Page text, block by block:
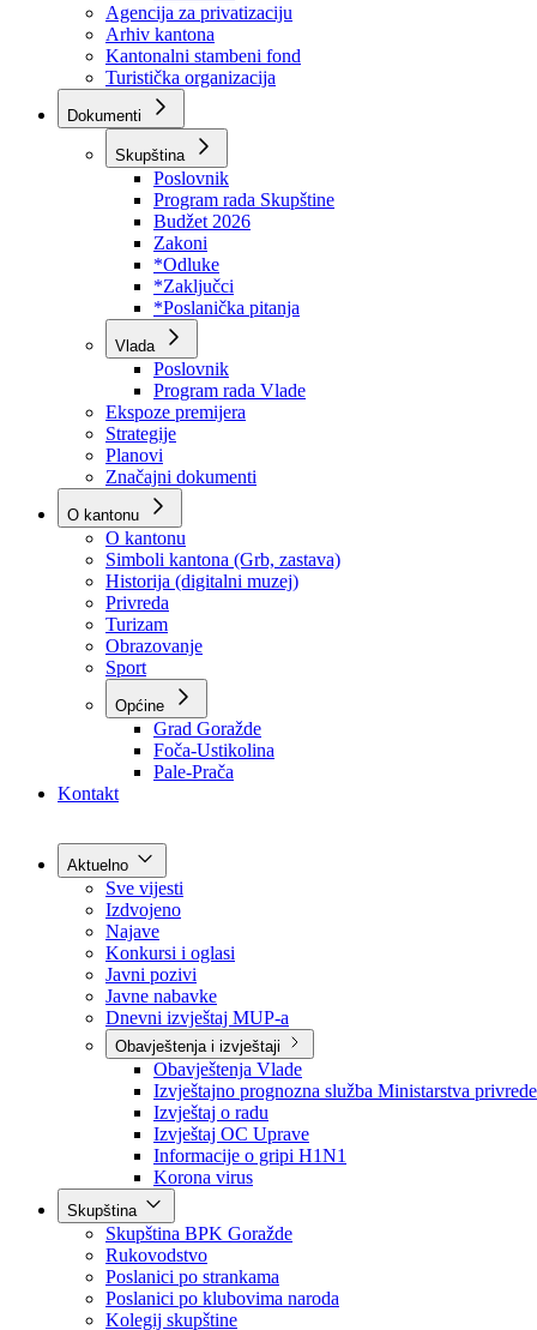
Javna preduzeća
BPK šume
RTV BPK
Agencija za privatizaciju
Arhiv kantona
Kantonalni stambeni fond
Turistička organizacija
Dokumenti
Skupština
Poslovnik
Program rada Skupštine
Budžet 2026
Zakoni
*Odluke
*Zaključci
*Poslanička pitanja
Vlada
Poslovnik
Program rada Vlade
Ekspoze premijera
Strategije
Planovi
Značajni dokumenti
O kantonu
O kantonu
Simboli kantona (Grb, zastava)
Historija (digitalni muzej)
Privreda
Turizam
Obrazovanje
Sport
Općine
Kontakt
Aktuelno
Sve vijesti
Izdvojeno
Najave
Konkursi i oglasi
Javni pozivi
Javne nabavke
Dnevni izvještaj MUP-a
Obavještenja i izvještaji
Obavještenja Vlade
Izvještajno prognozna služba Ministarstva privrede
Izvještaj o radu
Izvještaj OC Uprave
Informacije o gripi H1N1
Korona virus
Skupština
Skupština BPK Goražde
Rukovodstvo